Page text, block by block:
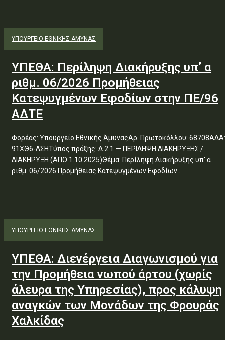
ΥΠΟΥΡΓΕΊΟ ΕΘΝΙΚΉΣ ΆΜΥΝΑΣ
ΥΠΕΘΑ: Περίληψη Διακήρυξης υπ’ α
ριθμ. 06/2026 Προμήθειας
Κατεψυγμένων Εφοδίων στην ΠΕ/96
ΑΔΤΕ
Φορέας: Υπουργείο Εθνικής ΆμυναςΑρ. Πρωτοκόλλου: 68708ΑΔΑ:
91ΧΘ6-ΛΣΗΤύπος πράξης: Δ.2.1 — ΠΕΡΙΛΗΨΗ ΔΙΑΚΗΡΥΞΗΣ /
ΔΙΑΚΗΡΥΞΗ (ΑΠΟ 1.10.2025)Θέμα: Περίληψη Διακήρυξης υπ' α
ριθμ. 06/2026 Προμήθειας Κατεψυγμένων Εφοδίων...
ΥΠΟΥΡΓΕΊΟ ΕΘΝΙΚΉΣ ΆΜΥΝΑΣ
ΥΠΕΘΑ: Διενέργεια Διαγωνισμού για
την Προμήθεια νωπού άρτου (χωρίς
άλευρα της Υπηρεσίας), προς κάλυψη
αναγκών των Μονάδων της Φρουράς
Χαλκίδας